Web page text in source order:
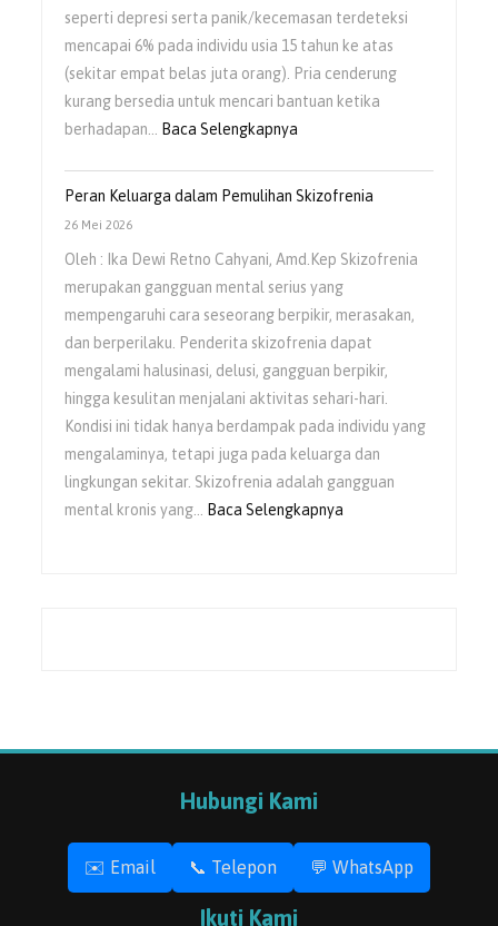
seperti depresi serta panik/kecemasan terdeteksi
mencapai 6% pada individu usia 15 tahun ke atas
(sekitar empat belas juta orang). Pria cenderung
kurang bersedia untuk mencari bantuan ketika
berhadapan…
Baca Selengkapnya
Peran Keluarga dalam Pemulihan Skizofrenia
26 Mei 2026
Oleh : Ika Dewi Retno Cahyani, Amd.Kep Skizofrenia
merupakan gangguan mental serius yang
mempengaruhi cara seseorang berpikir, merasakan,
dan berperilaku. Penderita skizofrenia dapat
mengalami halusinasi, delusi, gangguan berpikir,
hingga kesulitan menjalani aktivitas sehari-hari.
Kondisi ini tidak hanya berdampak pada individu yang
mengalaminya, tetapi juga pada keluarga dan
lingkungan sekitar. Skizofrenia adalah gangguan
mental kronis yang…
Baca Selengkapnya
Hubungi Kami
✉️ Email 📞 Telepon 💬 WhatsApp
Ikuti Kami